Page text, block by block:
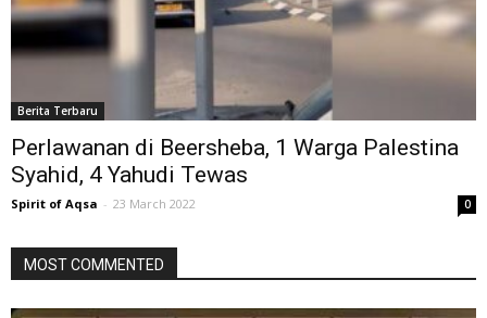
Berita Terbaru
Perlawanan di Beersheba, 1 Warga Palestina
Syahid, 4 Yahudi Tewas
Spirit of Aqsa - 23 March 2022 0
MOST COMMENTED